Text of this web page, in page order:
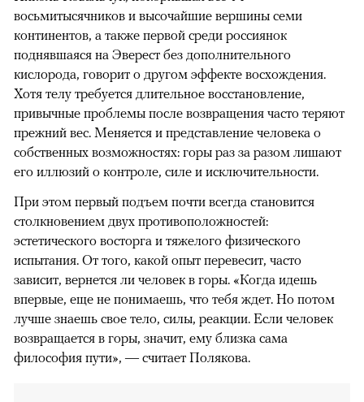
восьмитысячников и высочайшие вершины семи
континентов, а также первой среди россиянок
поднявшаяся на Эверест без дополнительного
кислорода, говорит о другом эффекте восхождения.
Хотя телу требуется длительное восстановление,
привычные проблемы после возвращения часто теряют
прежний вес. Меняется и представление человека о
собственных возможностях: горы раз за разом лишают
его иллюзий о контроле, силе и исключительности.
При этом первый подъем почти всегда становится
столкновением двух противоположностей:
эстетического восторга и тяжелого физического
испытания. От того, какой опыт перевесит, часто
зависит, вернется ли человек в горы. «Когда идешь
впервые, еще не понимаешь, что тебя ждет. Но потом
лучше знаешь свое тело, силы, реакции. Если человек
возвращается в горы, значит, ему близка сама
философия пути», — считает Полякова.